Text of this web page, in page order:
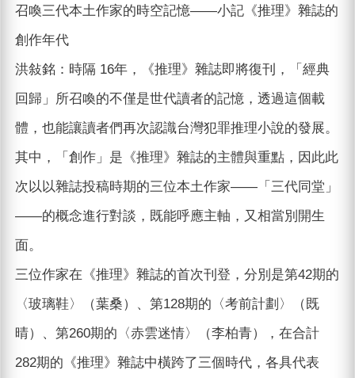
召喚三代本土作家的時空記憶——小記《推理》雜誌的
創作年代
洪敍銘：時隔 16年，《推理》雜誌即將復刊，「經典
回歸」所召喚的不僅是世代讀者的記憶，透過這個載
體，也能讓讀者們再次認識台灣犯罪推理小說的發展。
其中，「創作」是《推理》雜誌的主體與重點，因此此
次以以雜誌投稿時期的三位本土作家——「三代同堂」
——的概念進行對談，既能呼應主軸，又相當別開生
面。
三位作家在《推理》雜誌的首次刊登，分別是第42期的
〈玻璃鞋〉（葉桑）、第128期的〈考前計劃〉（既
晴）、第260期的〈赤雲迷情〉（李柏青），在合計
282期的《推理》雜誌中橫跨了三個時代，各具代表